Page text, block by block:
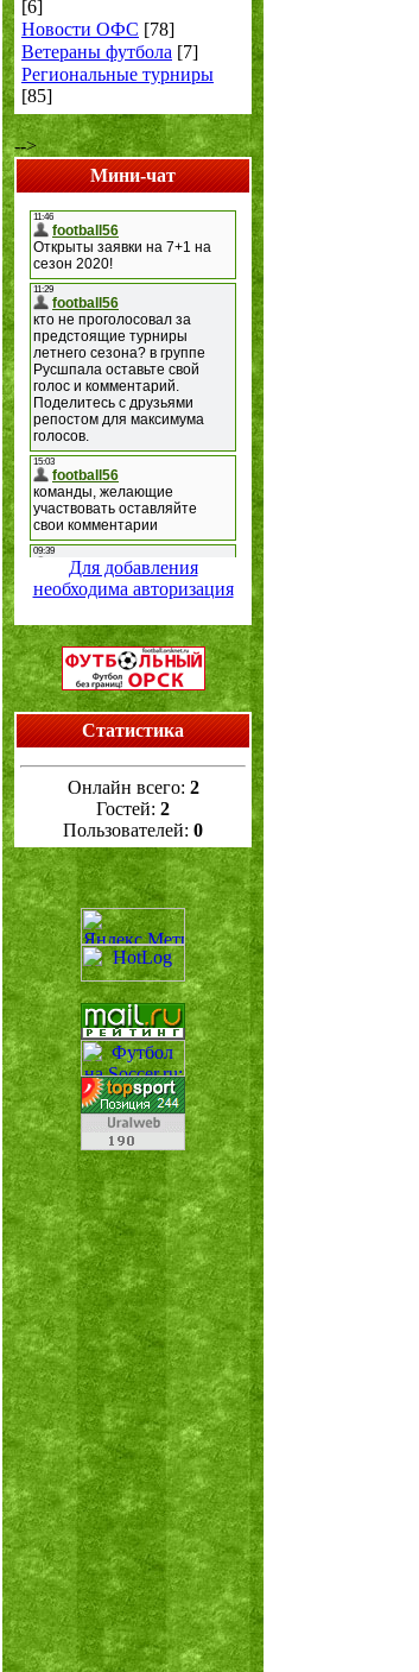
[6]
Новости ОФС [78]
Ветераны футбола [7]
Региональные турниры
[85]
-->
Мини-чат
Для добавления
необходима авторизация
Статистика
Онлайн всего: 2
Гостей: 2
Пользователей: 0